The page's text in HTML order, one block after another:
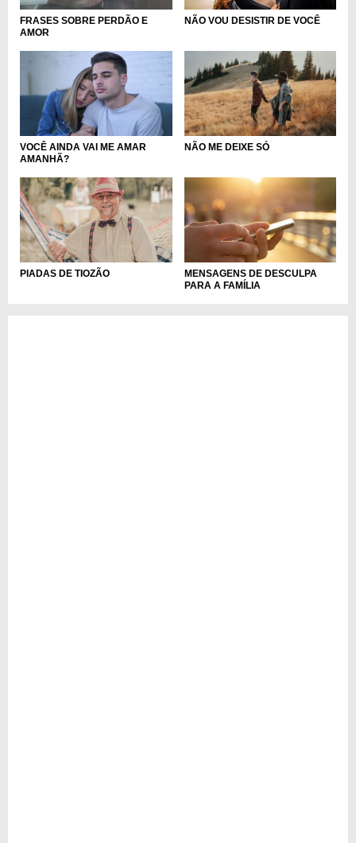
FRASES SOBRE PERDÃO E
AMOR
NÃO VOU DESISTIR DE VOCÊ
VOCÊ AINDA VAI ME AMAR
AMANHÃ?
NÃO ME DEIXE SÓ
PIADAS DE TIOZÃO
MENSAGENS DE DESCULPA
PARA A FAMÍLIA